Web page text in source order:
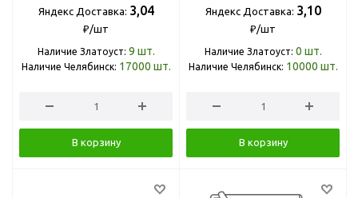
Яндекс Доставка: 3,04
₽/шт
Наличие Златоуст: 9 шт.
Наличие Челябинск: 17000 шт.
В корзину
Яндекс Доставка: 3,10
₽/шт
Наличие Златоуст: 0 шт.
Наличие Челябинск: 10000 шт.
В корзину